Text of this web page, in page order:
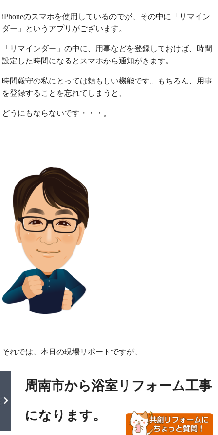
iPhoneのスマホを使用しているのでが、その中に「リマイン
ダー」というアプリがございます。
「リマインダー」の中に、用事などを登録しておけば、時間
設定した時間になるとスマホから通知がきます。
時間厳守の私にとっては頼もしい機能です。もちろん、用事
を登録することを忘れてしまうと、
どうにもならないです・・・。
それでは、本日の現場リポートですが、
周南市から浴室リフォーム工事
になります。